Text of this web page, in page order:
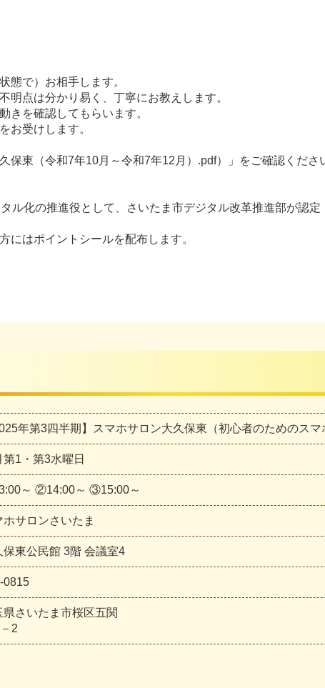
態で）お相手します。
明点は分かり易く、丁寧にお教えします。
きを確認してもらいます。
お受けします。
保東（令和7年10月～令和7年12月）.pdf）」をご確認くださ
ル化の推進役として、さいたま市デジタル改革推進部が認
はポイントシールを配布します。
年第3四半期】スマホサロン大久保東（初心者のためのスマ
第1・第3水曜日
～ ②14:00～ ③15:00～
ホサロンさいたま
保東公民館 3階 会議室4
0815
県さいたま市桜区五関
2